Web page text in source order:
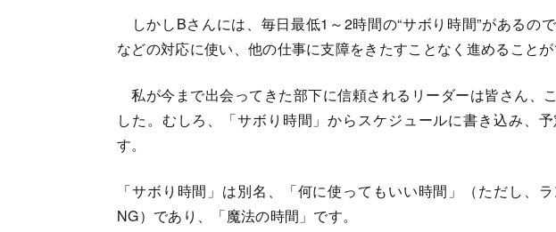
しかしBさんには、毎日最低1～2時間の“サボり時間”があるの
などの対応に使い、他の仕事に支障をきたすことなく進めることが
私が今まで出会ってきた部下に信頼されるリーダーは皆さん、
した。むしろ、「サボり時間」からスケジュールに書き込み、
す。
「サボり時間」は別名、「何に使ってもいい時間」（ただし、
NG）であり、「魔法の時間」です。